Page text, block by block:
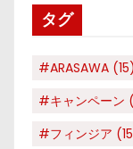
ータグ
#ARASAWA (15)
#キャンペーン
#フィンジア